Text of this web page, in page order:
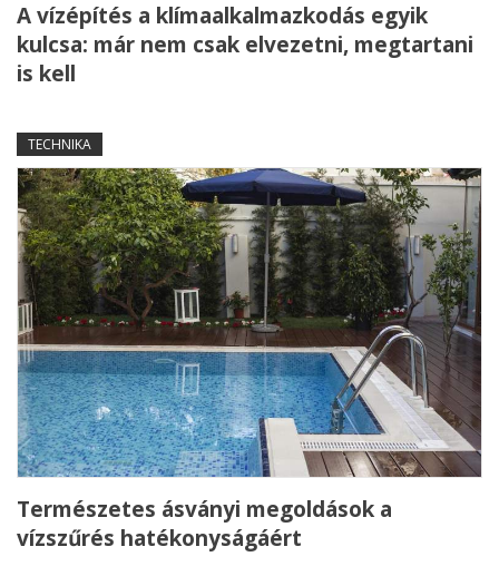
A vízépítés a klímaalkalmazkodás egyik
kulcsa: már nem csak elvezetni, megtartani
is kell
TECHNIKA
Természetes ásványi megoldások a
vízszűrés hatékonyságáért